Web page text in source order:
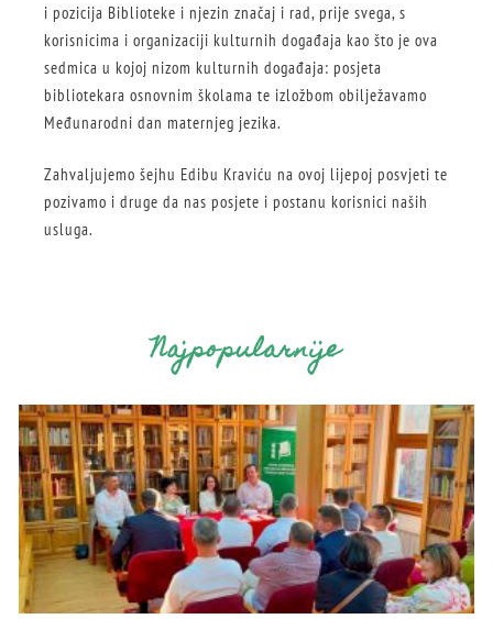
i pozicija Biblioteke i njezin značaj i rad, prije svega, s
korisnicima i organizaciji kulturnih događaja kao što je ova
sedmica u kojoj nizom kulturnih događaja: posjeta
bibliotekara osnovnim školama te izložbom obilježavamo
Međunarodni dan maternjeg jezika.
Zahvaljujemo šejhu Edibu Kraviću na ovoj lijepoj posvjeti te
pozivamo i druge da nas posjete i postanu korisnici naših
usluga.
Najpopularnije